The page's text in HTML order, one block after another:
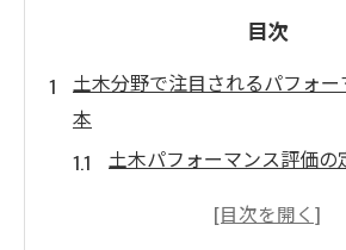
目次
土木分野で注目されるパフォ
本
土木パフォーマンス評価の
土木分野で求められる評価